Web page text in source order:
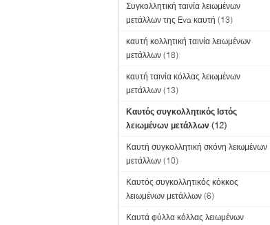
Συγκολλητική ταινία λειωμένων
μετάλλων της Eva καυτή (13)
καυτή κολλητική ταινία λειωμένων
μετάλλων (18)
καυτή ταινία κόλλας λειωμένων
μετάλλων (13)
Καυτός συγκολλητικός Ιστός
λειωμένων μετάλλων (12)
Καυτή συγκολλητική σκόνη λειωμένων
μετάλλων (10)
Καυτός συγκολλητικός κόκκος
λειωμένων μετάλλων (6)
Καυτά φύλλα κόλλας λειωμένων